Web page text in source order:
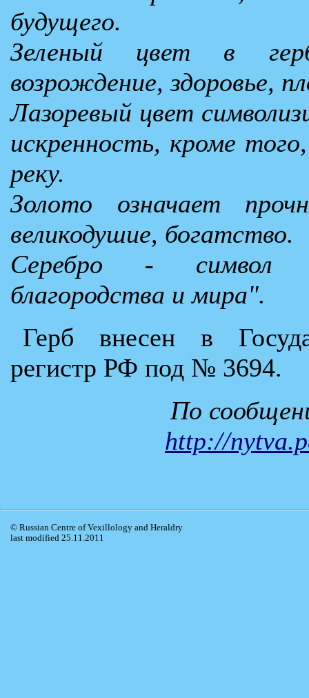
будущего.
Зеленый цвет в
возрождение, здоровье,
Лазоревый цвет
искренность, кроме
реку.
Золото означает
великодушие, богатство.
Серебро - символ
благородства и мира".
Герб внесен в
регистр РФ под № 3694.
По
http://
© Russian Centre of Vexillology and Heraldry
last modified 25.11.2011